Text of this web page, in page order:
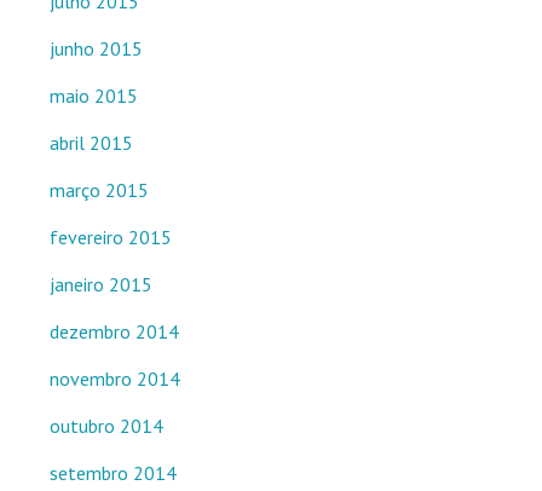
junho 2015
maio 2015
abril 2015
março 2015
fevereiro 2015
janeiro 2015
dezembro 2014
novembro 2014
outubro 2014
setembro 2014